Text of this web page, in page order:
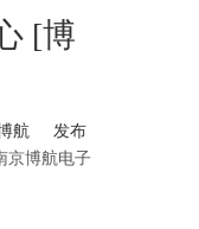
[博
航 发布
京博航电子